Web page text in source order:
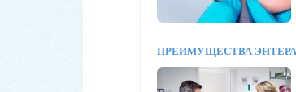
ПРЕИМУЩЕСТВА